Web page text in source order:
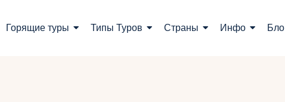
Горящие туры Типы Туров Страны Инфо